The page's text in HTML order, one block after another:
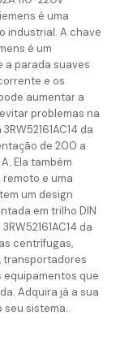
é uma
industrial. A chave
é um
a parada suaves
e os
aumentar a
problemas na
da
de 200 a
Ela também
e uma
um design
em trilho DIN
da
centrífugas,
transportadores
equipamentos que
Adquira já a sua
sistema..